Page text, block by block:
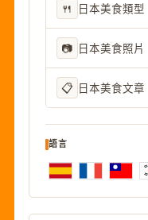
🍴 日本美食類型
📷 日本美食照片
📋 日本美食文章
語言